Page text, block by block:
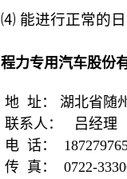
⑷ 能进行正常的
程力专用汽车股份
地 址： 湖北省随
联系人：
吕经理
电 话：
传 真：
0722-